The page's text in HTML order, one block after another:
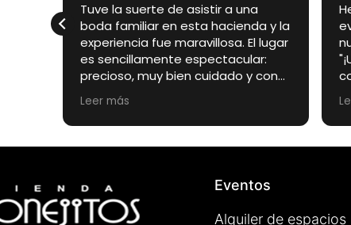
Tuve la suerte de asistir a una
boda familiar en esta hacienda y la
experiencia fue maravillosa. El lugar
es sencillamente espectacular:
precioso, muy bien cuidado y con
un encanto especial que lo
convierte en el escenario perfecto
para un día tan importante.
Pero si algo quiero destacar
encargados de la finca. Desde el
primer momento fueron amables,
cercanos, atentos y muy
Leer más
Eventos
Alquiler de espacios